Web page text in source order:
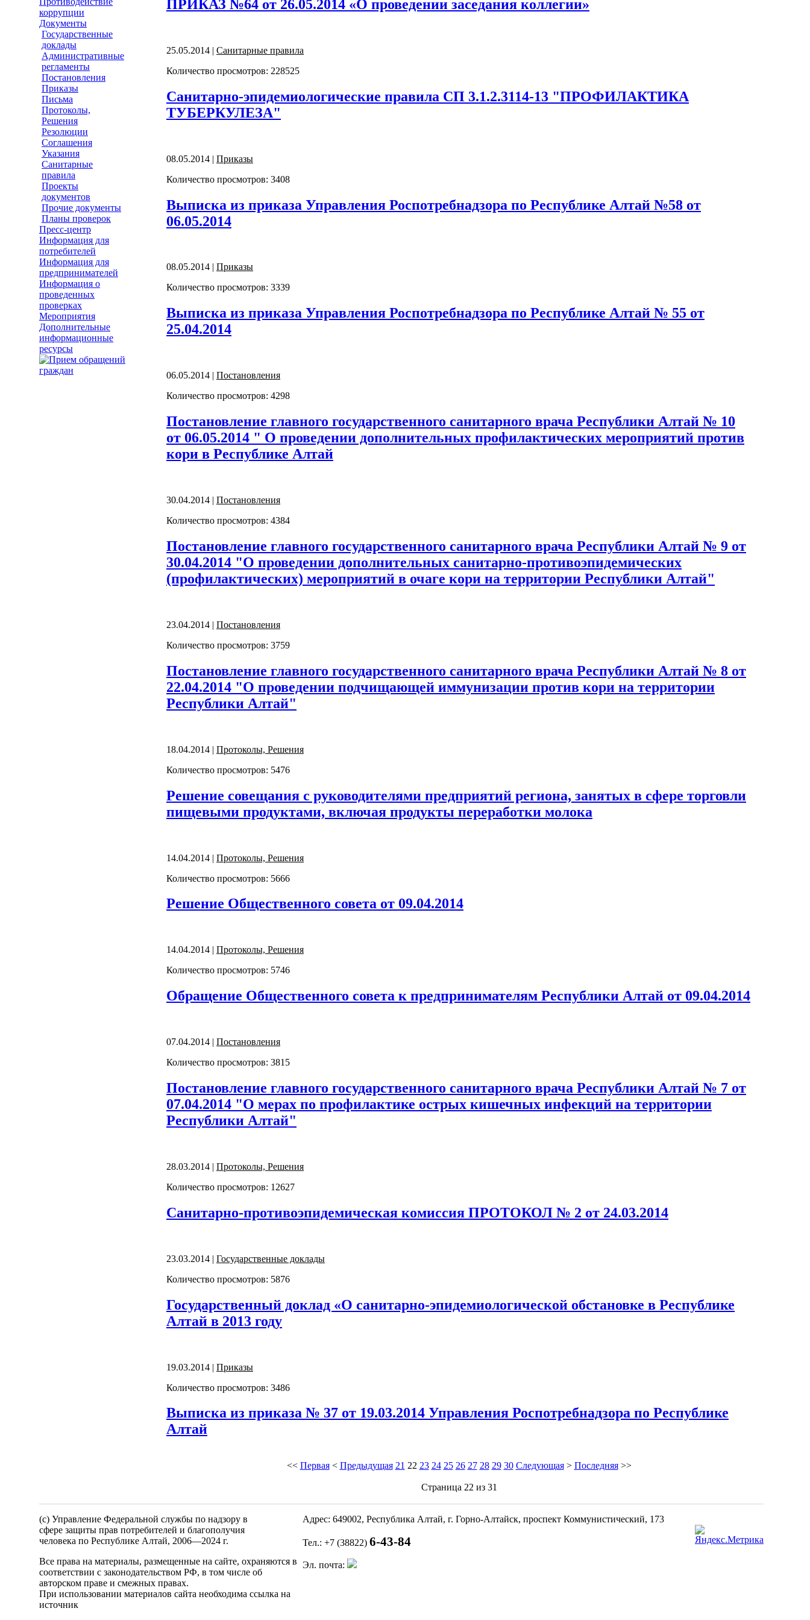
коррупции
Документы
Государственные
доклады
Административные
регламенты
Постановления
Приказы
Письма
Протоколы,
Решения
Резолюции
Соглашения
Указания
Санитарные
правила
Проекты
документов
Прочие документы
Планы проверок
Пресс-центр
Информация для
потребителей
Информация для
предпринимателей
Информация о
проведенных
проверках
Мероприятия
Дополнительные
информационные
ресурсы
ПРИКАЗ №64 от 26.05.2014 «О проведении заседания коллегии»
25.05.2014 | Санитарные правила
Количество просмотров: 228525
Санитарно-эпидемиологические правила СП 3.1.2.3114-13 "ПРОФИЛАКТИКА
ТУБЕРКУЛЕЗА"
08.05.2014 | Приказы
Количество просмотров: 3408
Выписка из приказа Управления Роспотребнадзора по Республике Алтай №58 от
06.05.2014
08.05.2014 | Приказы
Количество просмотров: 3339
Выписка из приказа Управления Роспотребнадзора по Республике Алтай № 55 от
25.04.2014
06.05.2014 | Постановления
Количество просмотров: 4298
Постановление главного государственного санитарного врача Республики Алтай № 10
от 06.05.2014 " О проведении дополнительных профилактических мероприятий против
кори в Республике Алтай
30.04.2014 | Постановления
Количество просмотров: 4384
Постановление главного государственного санитарного врача Республики Алтай № 9 от
30.04.2014 "О проведении дополнительных санитарно-противоэпидемических
(профилактических) мероприятий в очаге кори на территории Республики Алтай"
23.04.2014 | Постановления
Количество просмотров: 3759
Постановление главного государственного санитарного врача Республики Алтай № 8 от
22.04.2014 "О проведении подчищающей иммунизации против кори на территории
Республики Алтай"
18.04.2014 | Протоколы, Решения
Количество просмотров: 5476
Решение совещания с руководителями предприятий региона, занятых в сфере торговли
пищевыми продуктами, включая продукты переработки молока
14.04.2014 | Протоколы, Решения
Количество просмотров: 5666
Решение Общественного совета от 09.04.2014
14.04.2014 | Протоколы, Решения
Количество просмотров: 5746
Обращение Общественного совета к предпринимателям Республики Алтай от 09.04.2014
07.04.2014 | Постановления
Количество просмотров: 3815
Постановление главного государственного санитарного врача Республики Алтай № 7 от
07.04.2014 "О мерах по профилактике острых кишечных инфекций на территории
Республики Алтай"
28.03.2014 | Протоколы, Решения
Количество просмотров: 12627
Санитарно-противоэпидемическая комиссия ПРОТОКОЛ № 2 от 24.03.2014
23.03.2014 | Государственные доклады
Количество просмотров: 5876
Государственный доклад «О санитарно-эпидемиологической обстановке в Республике
Алтай в 2013 году
19.03.2014 | Приказы
Количество просмотров: 3486
Выписка из приказа № 37 от 19.03.2014 Управления Роспотребнадзора по Республике
Алтай
<< Первая< Предыдущая 21 22 23 24 25 26 27 28 29 30 Следующая> Последняя>>
Страница 22 из 31
(c) Управление Федеральной службы по надзору в
сфере защиты прав потребителей и благополучия
человека по Республике Алтай, 2006—2024 г.
Все права на материалы, размещенные на сайте, охраняются в
соответствии с законодательством РФ, в том числе об
авторском праве и смежных правах.
При использовании материалов сайта необходима ссылка на
источник
Адрес: 649002, Республика Алтай, г. Горно-Алтайск, проспект Коммунистический, 173
Тел.: +7 (38822) 6-43-84
Эл. почта: